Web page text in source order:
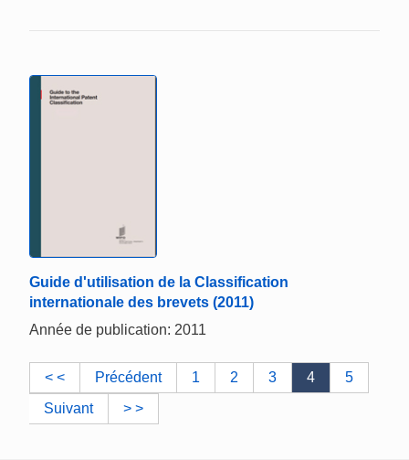
Guide d'utilisation de la Classification
internationale des brevets (2011)
Année de publication: 2011
< < Précédent 1 2 3 4
5
Suivant
> >